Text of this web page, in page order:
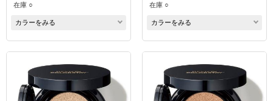
在庫 ○
カラーをみる
在庫 ○
カラーをみる